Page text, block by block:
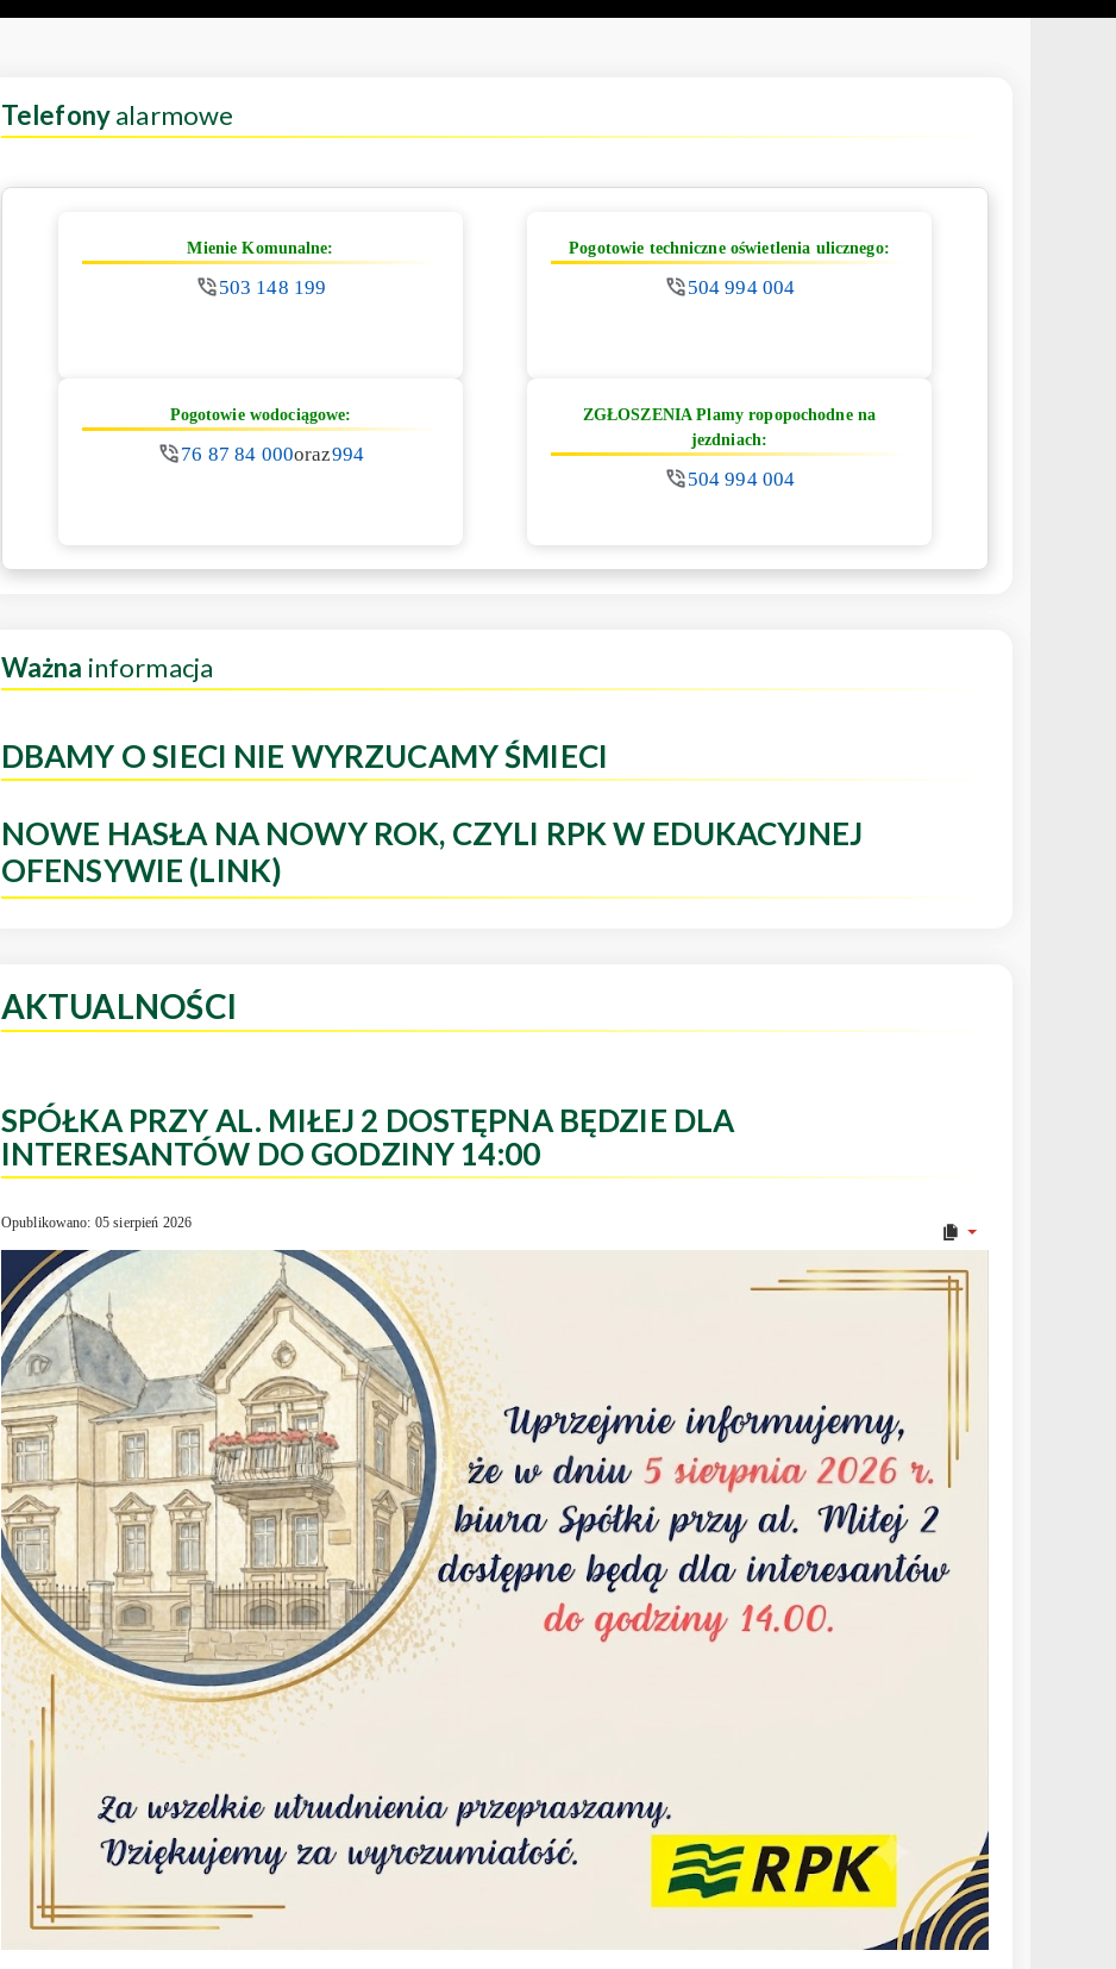
Telefonyalarmowe
Mienie Komunalne:
503 148 199
Pogotowie techniczne oświetlenia ulicznego:
504 994 004
Pogotowie wodociągowe:
76 87 84 000oraz994
ZGŁOSZENIA Plamy ropopochodne na
jezdniach:
504 994 004
Ważna informacja
DBAMY O SIECI NIE WYRZUCAMY ŚMIECI
NOWE HASŁA NA NOWY ROK, CZYLI RPK W EDUKACYJNEJ
OFENSYWIE (LINK)
AKTUALNOŚCI
SPÓŁKA PRZY AL. MIŁEJ 2 DOSTĘPNA BĘDZIE DLA
INTERESANTÓW DO GODZINY 14:00
Opublikowano: 05 sierpień 2026